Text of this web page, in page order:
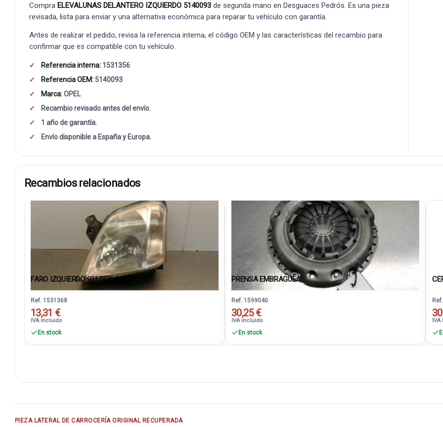
Compra ELEVALUNAS DELANTERO IZQUIERDO 5140093 de segunda mano en Desguaces Pedrós. Es una pieza
revisada, lista para enviar y una alternativa económica para reparar tu vehículo con garantía.
Antes de realizar el pedido, revisa la referencia interna, el código OEM y las características del recambio para
confirmar que es compatible con tu vehículo.
Referencia interna: 1531356
Referencia OEM: 5140093
Marca:OPEL
Recambio revisado antes del envío.
1 año de garantía.
Envío disponible a España y Europa.
Recambios relacionados
FARO IZQUIERDO 93175364
Ref. 1531368
13,31 €
IVA incluido
En stock
PRENSA EMBRAGUE
Ref. 1599040
30,25 €
IVA incluido
En stock
PIEZA LATERAL DE CARROCERÍA ORIGINAL RECUPERADA